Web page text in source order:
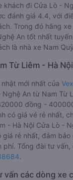
khách đi Cửa Lò -
đánh giá 4.4, với
Trong đó hãng
An tốt nhất
là nhà xe Nam
Từ Liêm - Hà
mới nhất của
An từ Nam Từ
đồng -
có giá vé rẻ nhất,
- Hà Nội Cửa Lò -
giá rẻ nhất, đảm
phí. Tổng đài tư
.
vấn các dòng xe